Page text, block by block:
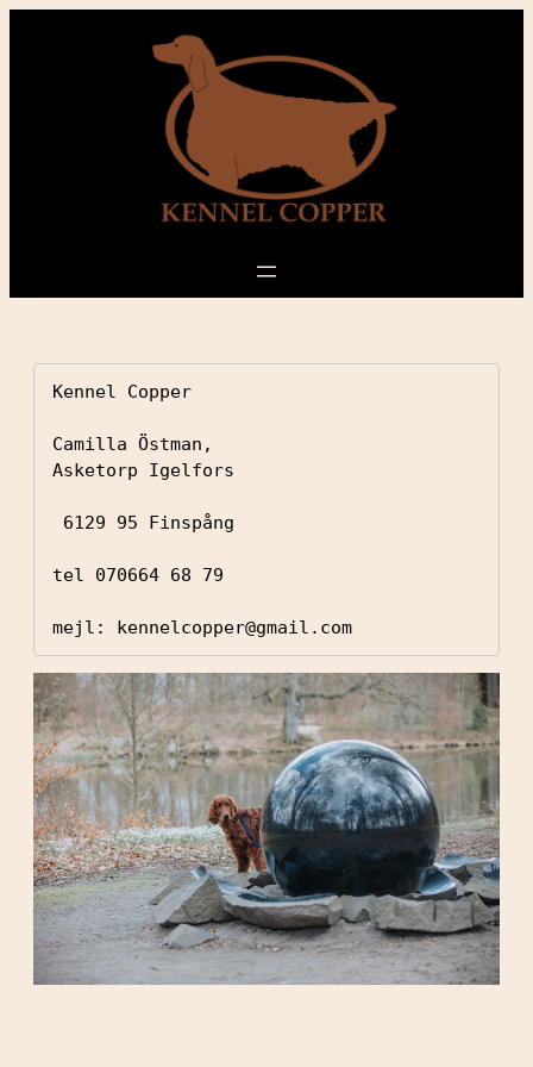
Kennel Copper
Camilla Östman,
Asketorp Igelfors
tel 070664 68 79
mejl: kennelcopper@gmail.com